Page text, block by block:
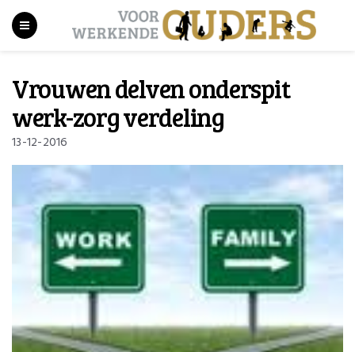
Vrouwen delven onderspit
werk-zorg verdeling
13-12-2016